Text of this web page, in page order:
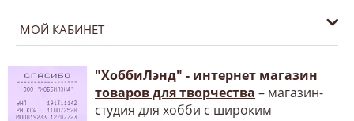
МОЙ КАБИНЕТ
"ХоббиЛэнд" - интернет магазин
товаров для творчества – магазин-
студия для хобби с широким